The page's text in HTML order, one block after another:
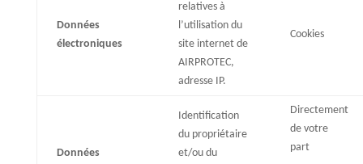
Données
électroniques
relatives à
l’utilisation du
site internet de
AIRPROTEC,
adresse IP.
Cookies
Données
Identification
du propriétaire
et/ou du
Directement
de votre
part